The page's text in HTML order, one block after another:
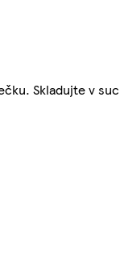
Skladujte v